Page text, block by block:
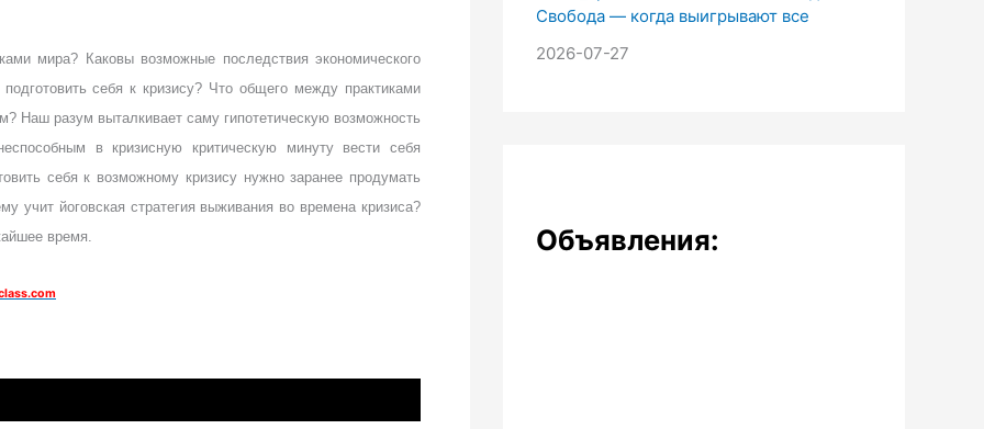
мира? Каковы возможные последствия экономического
себя к кризису? Что общего между практиками
Наш разум выталкивает саму гипотетическую возможность
в кризисную критическую минуту вести себя
себя к возможному кризису нужно заранее продумать
учит йоговская стратегия выживания во времена кризиса?
время.
Свобода — когда выигрывают все
2026-07-27
Объявления: